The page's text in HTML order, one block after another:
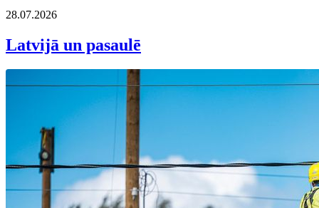
28.07.2026
Latvijā un pasaulē